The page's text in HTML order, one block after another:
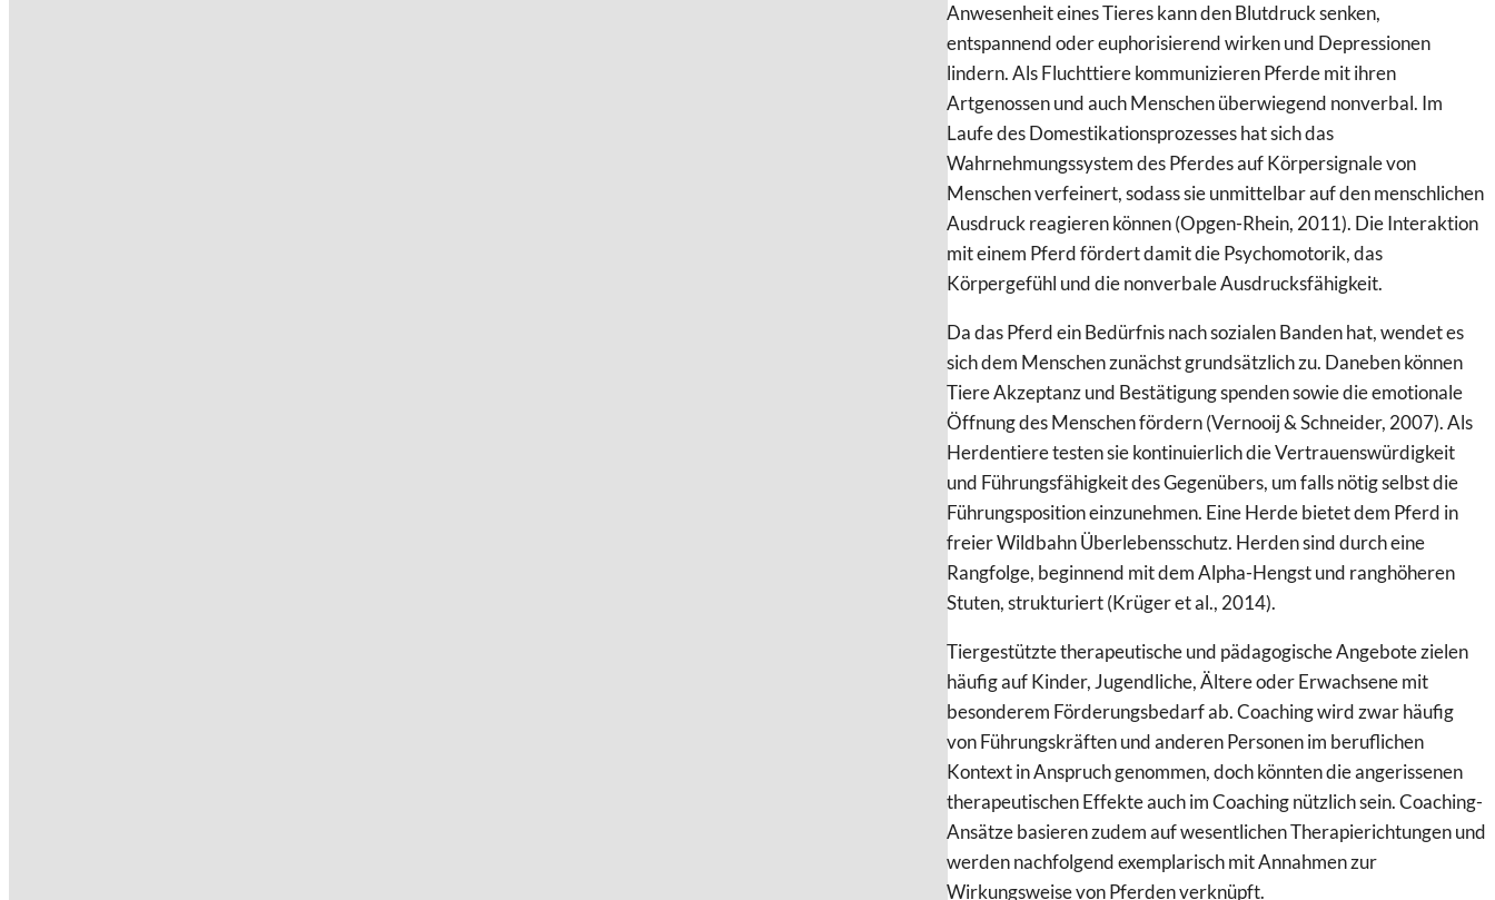
Anwesenheit eines Tieres kann den Blutdruck senken,
entspannend oder euphorisierend wirken und Depressionen
lindern. Als Fluchttiere kommunizieren Pferde mit ihren
Artgenossen und auch Menschen überwiegend nonverbal. Im
Laufe des Domestikationsprozesses hat sich das
Wahrnehmungssystem des Pferdes auf Körpersignale von
Menschen verfeinert, sodass sie unmittelbar auf den menschlichen
Ausdruck reagieren können (Opgen-Rhein, 2011). Die Interaktion
mit einem Pferd fördert damit die Psychomotorik, das
Körpergefühl und die nonverbale Ausdrucksfähigkeit.
Da das Pferd ein Bedürfnis nach sozialen Banden hat, wendet es
sich dem Menschen zunächst grundsätzlich zu. Daneben können
Tiere Akzeptanz und Bestätigung spenden sowie die emotionale
Öffnung des Menschen fördern (Vernooij & Schneider, 2007). Als
Herdentiere testen sie kontinuierlich die Vertrauenswürdigkeit
und Führungsfähigkeit des Gegenübers, um falls nötig selbst die
Führungsposition einzunehmen. Eine Herde bietet dem Pferd in
freier Wildbahn Überlebensschutz. Herden sind durch eine
Rangfolge, beginnend mit dem Alpha-Hengst und ranghöheren
Stuten, strukturiert (Krüger et al., 2014).
Tiergestützte therapeutische und pädagogische Angebote zielen
häufig auf Kinder, Jugendliche, Ältere oder Erwachsene mit
besonderem Förderungsbedarf ab. Coaching wird zwar häufig
von Führungskräften und anderen Personen im beruflichen
Kontext in Anspruch genommen, doch könnten die angerissenen
therapeutischen Effekte auch im Coaching nützlich sein. Coaching-
Ansätze basieren zudem auf wesentlichen Therapierichtungen und
werden nachfolgend exemplarisch mit Annahmen zur
Wirkungsweise von Pferden verknüpft.